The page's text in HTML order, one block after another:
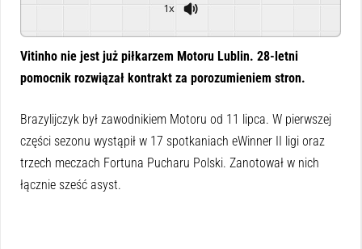
1x
Vitinho nie jest już piłkarzem Motoru Lublin. 28-letni
pomocnik rozwiązał kontrakt za porozumieniem stron.
Brazylijczyk był zawodnikiem Motoru od 11 lipca. W pierwszej
części sezonu wystąpił w 17 spotkaniach eWinner II ligi oraz
trzech meczach Fortuna Pucharu Polski. Zanotował w nich
łącznie sześć asyst.